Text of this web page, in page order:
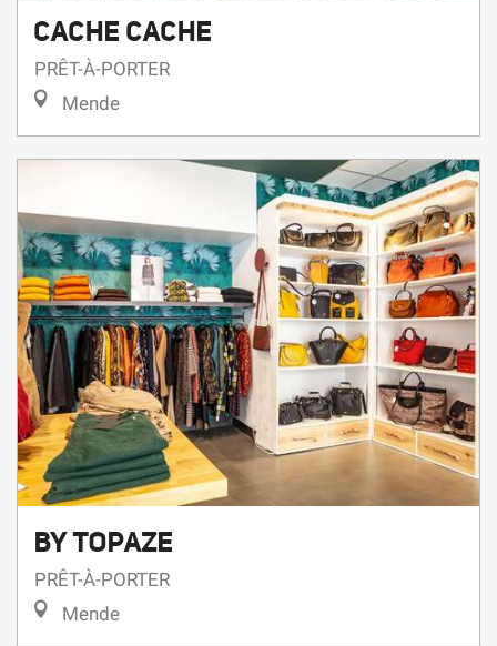
Mende
BY TOPAZE
PRÊT-À-PORTER
Mende